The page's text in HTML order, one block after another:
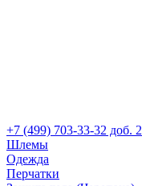
+7 (499) 703-33-32 доб. 2
Шлемы
Одежда
Перчатки